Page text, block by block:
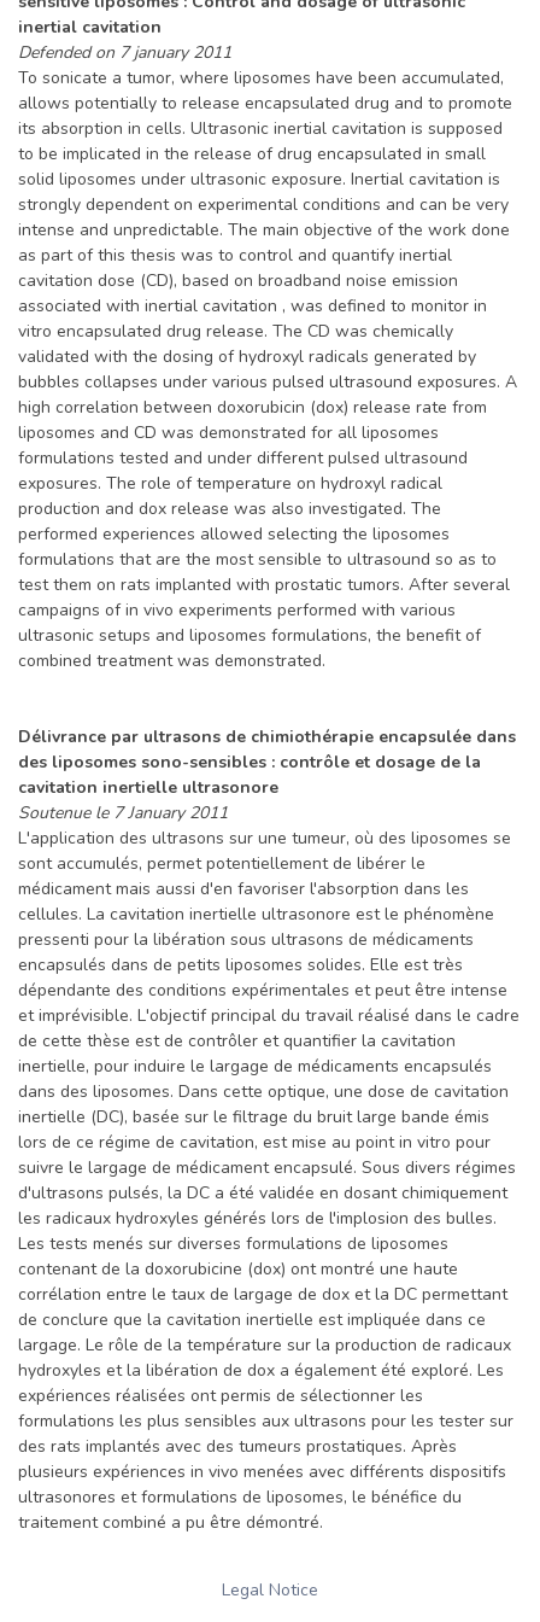
inertial cavitation
Defended on 7 january 2011
To sonicate a tumor, where liposomes have been accumulated,
allows potentially to release encapsulated drug and to promote
its absorption in cells. Ultrasonic inertial cavitation is supposed
to be implicated in the release of drug encapsulated in small
solid liposomes under ultrasonic exposure. Inertial cavitation is
strongly dependent on experimental conditions and can be very
intense and unpredictable. The main objective of the work done
as part of this thesis was to control and quantify inertial
cavitation dose (CD), based on broadband noise emission
associated with inertial cavitation , was defined to monitor in
vitro encapsulated drug release. The CD was chemically
validated with the dosing of hydroxyl radicals generated by
bubbles collapses under various pulsed ultrasound exposures. A
high correlation between doxorubicin (dox) release rate from
liposomes and CD was demonstrated for all liposomes
formulations tested and under different pulsed ultrasound
exposures. The role of temperature on hydroxyl radical
production and dox release was also investigated. The
performed experiences allowed selecting the liposomes
formulations that are the most sensible to ultrasound so as to
test them on rats implanted with prostatic tumors. After several
campaigns of in vivo experiments performed with various
ultrasonic setups and liposomes formulations, the benefit of
combined treatment was demonstrated.
Délivrance par ultrasons de chimiothérapie encapsulée dans
des liposomes sono-sensibles : contrôle et dosage de la
cavitation inertielle ultrasonore
Soutenue le 7 January 2011
L'application des ultrasons sur une tumeur, où des liposomes se
sont accumulés, permet potentiellement de libérer le
médicament mais aussi d'en favoriser l'absorption dans les
cellules. La cavitation inertielle ultrasonore est le phénomène
pressenti pour la libération sous ultrasons de médicaments
encapsulés dans de petits liposomes solides. Elle est très
dépendante des conditions expérimentales et peut être intense
et imprévisible. L'objectif principal du travail réalisé dans le cadre
de cette thèse est de contrôler et quantifier la cavitation
inertielle, pour induire le largage de médicaments encapsulés
dans des liposomes. Dans cette optique, une dose de cavitation
inertielle (DC), basée sur le filtrage du bruit large bande émis
lors de ce régime de cavitation, est mise au point in vitro pour
suivre le largage de médicament encapsulé. Sous divers régimes
d'ultrasons pulsés, la DC a été validée en dosant chimiquement
les radicaux hydroxyles générés lors de l'implosion des bulles.
Les tests menés sur diverses formulations de liposomes
contenant de la doxorubicine (dox) ont montré une haute
corrélation entre le taux de largage de dox et la DC permettant
de conclure que la cavitation inertielle est impliquée dans ce
largage. Le rôle de la température sur la production de radicaux
hydroxyles et la libération de dox a également été exploré. Les
expériences réalisées ont permis de sélectionner les
formulations les plus sensibles aux ultrasons pour les tester sur
des rats implantés avec des tumeurs prostatiques. Après
plusieurs expériences in vivo menées avec différents dispositifs
ultrasonores et formulations de liposomes, le bénéfice du
traitement combiné a pu être démontré.
Legal Notice